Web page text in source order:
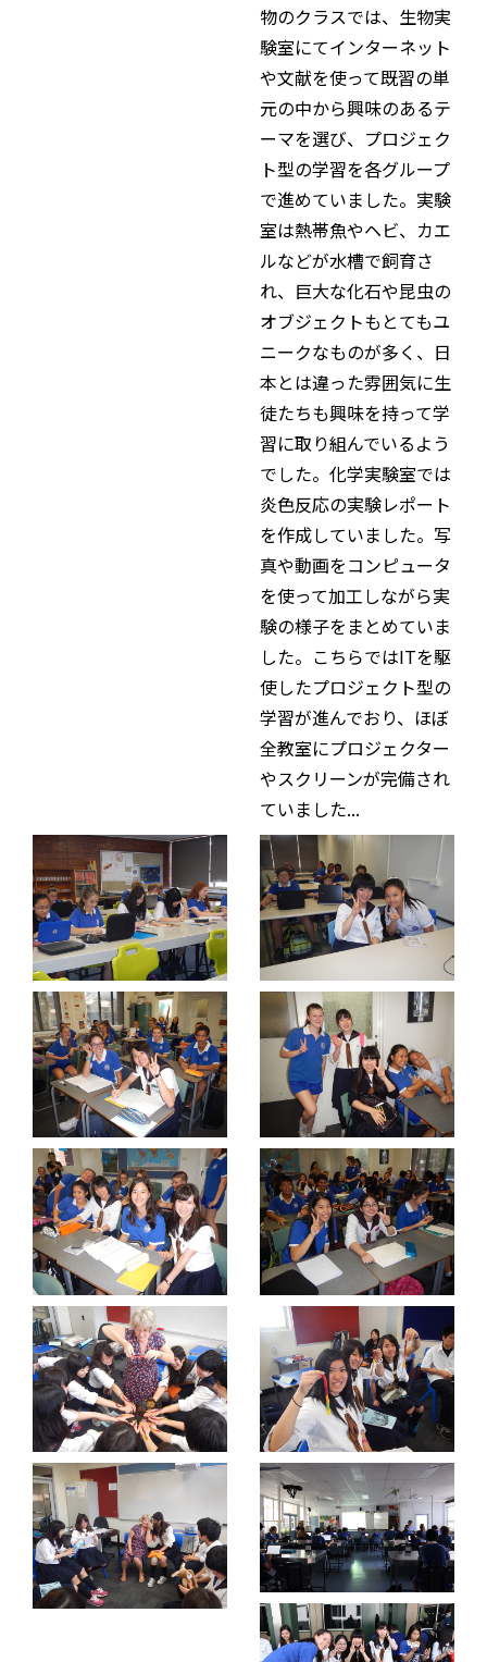
物のクラスでは、生物実
験室にてインターネット
や文献を使って既習の単
元の中から興味のあるテ
ーマを選び、プロジェク
ト型の学習を各グループ
で進めていました。実験
室は熱帯魚やヘビ、カエ
ルなどが水槽で飼育さ
れ、巨大な化石や昆虫の
オブジェクトもとてもユ
ニークなものが多く、日
本とは違った雰囲気に生
徒たちも興味を持って学
習に取り組んでいるよう
でした。化学実験室では
炎色反応の実験レポート
を作成していました。写
真や動画をコンピュータ
を使って加工しながら実
験の様子をまとめていま
した。こちらではITを駆
使したプロジェクト型の
学習が進んでおり、ほぼ
全教室にプロジェクター
やスクリーンが完備され
ていました...